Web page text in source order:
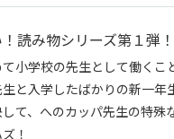
読み物シリーズ第１弾！
小学校の先生として働くこ
と入学したばかりの新一年
て、へのカッパ先生の特殊
！